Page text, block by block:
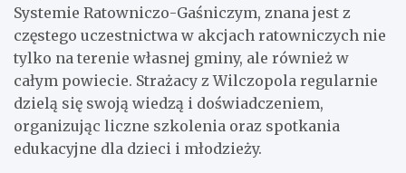
Systemie Ratowniczo-Gaśniczym, znana jest z
częstego uczestnictwa w akcjach ratowniczych nie
tylko na terenie własnej gminy, ale również w
całym powiecie. Strażacy z Wilczopola regularnie
dzielą się swoją wiedzą i doświadczeniem,
organizując liczne szkolenia oraz spotkania
edukacyjne dla dzieci i młodzieży.